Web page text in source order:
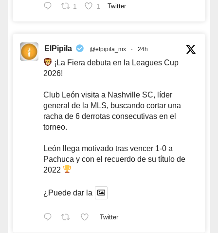
1 1 Twitter
ElPipila @elpipila_mx · 24h
¡La Fiera debuta en la Leagues Cup
2026!
Club León visita a Nashville SC, líder
general de la MLS, buscando cortar una
racha de 6 derrotas consecutivas en el
torneo.
León llega motivado tras vencer 1-0 a
Pachuca y con el recuerdo de su título de
2022
¿Puede dar la
Twitter